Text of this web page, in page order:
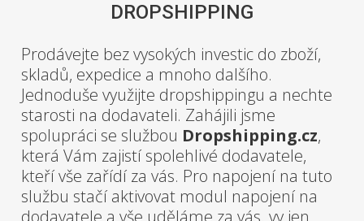
DROPSHIPPING
Prodávejte bez vysokých investic do zboží,
skladů, expedice a mnoho dalšího.
Jednoduše využijte dropshippingu a nechte
starosti na dodavateli. Zahájili jsme
spolupráci se službou Dropshipping.cz,
která Vám zajistí spolehlivé dodavatele,
kteří vše zařídí za vás. Pro napojení na tuto
službu stačí aktivovat modul napojení na